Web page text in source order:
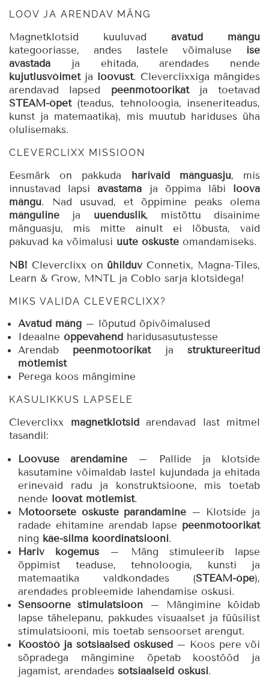
LOOV JA ARENDAV MÄNG
Magnetklotsid kuuluvad avatud mängu
kategooriasse, andes lastele võimaluse ise
avastada ja ehitada, arendades nende
kujutlusvõimetja loovust. Cleverclixxiga mängides
arendavad lapsed peenmotoorikatja toetavad
STEAM-õpet(teadus, tehnoloogia, inseneriteadus,
kunst ja matemaatika), mis muutub hariduses üha
olulisemaks.
CLEVERCLIXX MISSIOON
Eesmärk on pakkuda harivaid mänguasju, mis
innustavad lapsiavastama ja õppima läbi loova
mängu. Nad usuvad, et õppimine peaks olema
mänguline ja uuenduslik, mistõttu disainime
mänguasju, mis mitte ainult ei lõbusta, vaid
pakuvad ka võimalusi uute oskuste omandamiseks.
NB! Cleverclixx on ühilduv Connetix, Magna-Tiles,
Learn & Grow, MNTL ja Coblo sarja klotsidega!
MIKS VALIDA CLEVERCLIXX?
Avatud mäng – lõputud õpivõimalused
Ideaalne õppevahend haridusasutustesse
Arendab peenmotoorikatjastruktureeritud
mõtlemist
Perega koos mängimine
KASULIKKUS LAPSELE
Cleverclixx magnetklotsidarendavad last mitmel
tasandil:
Loovuse arendamine – Pallide ja klotside
kasutamine võimaldab lastel kujundada ja ehitada
erinevaid radu ja konstruktsioone, mis toetab
nende loovat mõtlemist.
Motoorsete oskuste parandamine – Klotside ja
radade ehitamine arendab lapse peenmotoorikat
ning käe-silma koordinatsiooni.
Hariv kogemus – Mäng stimuleerib lapse
õppimist teaduse, tehnoloogia, kunsti ja
matemaatika valdkondades (STEAM-õpe),
arendades probleemide lahendamise oskusi.
Sensoorne stimulatsioon – Mängimine köidab
lapse tähelepanu, pakkudes visuaalset ja füüsilist
stimulatsiooni, mis toetab sensoorset arengut.
Koostöö ja sotsiaalsed oskused– Koos pere või
sõpradega mängimine õpetab koostööd ja
jagamist, arendades sotsiaalseid oskusi.